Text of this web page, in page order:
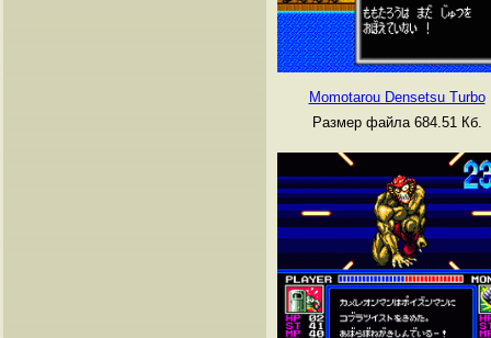
Momotarou Densetsu Turbo
Размер файла 684.51 Кб.